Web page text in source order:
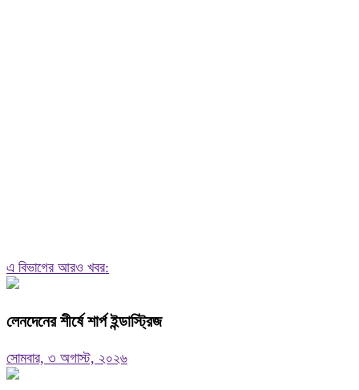
এ বিভাগের আরও খবর:
লেনদেনের শীর্ষে শার্প ইন্ডাস্ট্রিজ
সোমবার, ৩ অগাস্ট, ২০২৬